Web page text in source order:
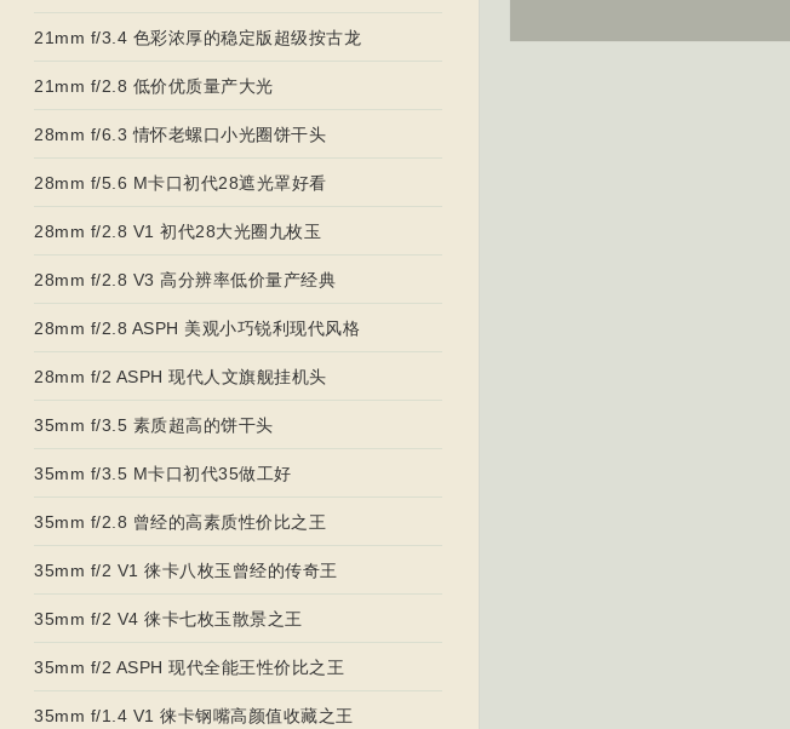
21mm f/3.4 色彩浓厚的稳定版超级按古龙
21mm f/2.8 低价优质量产大光
28mm f/6.3 情怀老螺口小光圈饼干头
28mm f/5.6 M卡口初代28遮光罩好看
28mm f/2.8 V1 初代28大光圈九枚玉
28mm f/2.8 V3 高分辨率低价量产经典
28mm f/2.8 ASPH 美观小巧锐利现代风格
28mm f/2 ASPH 现代人文旗舰挂机头
35mm f/3.5 素质超高的饼干头
35mm f/3.5 M卡口初代35做工好
35mm f/2.8 曾经的高素质性价比之王
35mm f/2 V1 徕卡八枚玉曾经的传奇王
35mm f/2 V4 徕卡七枚玉散景之王
35mm f/2 ASPH 现代全能王性价比之王
35mm f/1.4 V1 徕卡钢嘴高颜值收藏之王